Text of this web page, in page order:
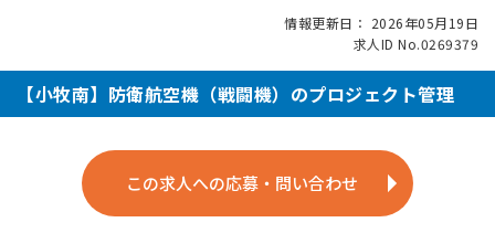
情報更新日： 2026年05月19日
求人ID No.0269379
【小牧南】防衛航空機（戦闘機）のプロジェクト管理
この求人への応募・問い合わせ